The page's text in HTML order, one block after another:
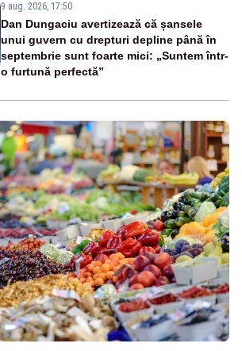
9 aug. 2026, 17:50
Dan Dungaciu avertizează că șansele
unui guvern cu drepturi depline până în
septembrie sunt foarte mici: „Suntem într-
o furtună perfectă”